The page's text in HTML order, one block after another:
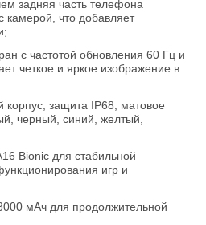
задняя часть телефона
камерой, что добавляет
с частотой обновления 60 Гц и
четкое и яркое изображение в
защита IP68, матовое
черный, синий, желтый,
Bionic для стабильной
игр и
мАч для продолжительной